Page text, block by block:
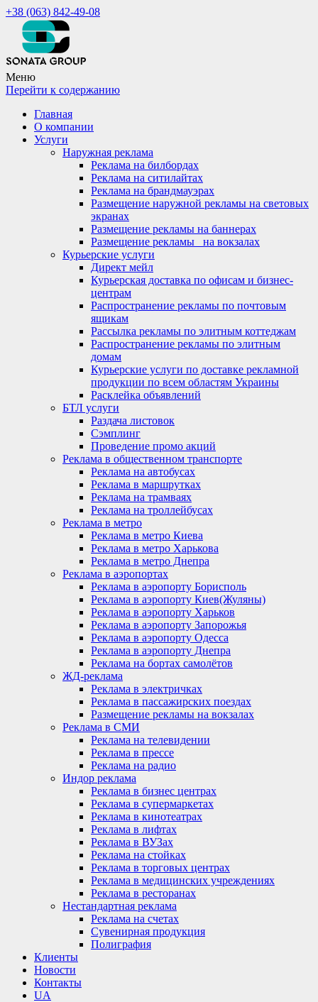
+38 (063) 842-49-08
Меню
Перейти к содержанию
Главная
О компании
Услуги
Наружная реклама
Реклама на билбордах
Реклама на ситилайтах
Реклама на брандмауэрах
Размещение наружной рекламы на световых
экранах
Размещение рекламы на баннерах
Размещение рекламы_ на вокзалах
Курьерские услуги
Директ мейл
Курьерская доставка по офисам и бизнес-
центрам
Распространение рекламы по почтовым
ящикам
Рассылка рекламы по элитным коттеджам
Распространение рекламы по элитным
домам
Курьерские услуги по доставке рекламной
продукции по всем областям Украины
Расклейка объявлений
БТЛ услуги
Раздача листовок
Сэмплинг
Проведение промо акций
Реклама в общественном транспорте
Реклама на автобусах
Реклама в маршрутках
Реклама на трамваях
Реклама на троллейбусах
Реклама в метро
Реклама в метро Киева
Реклама в метро Харькова
Реклама в метро Днепра
Реклама в аэропортах
Реклама в аэропорту Борисполь
Реклама в аэропорту Киев(Жуляны)
Реклама в аэропорту Харьков
Реклама в аэропорту Запорожья
Реклама в аэропорту Одесса
Реклама в аэропорту Днепра
Реклама на бортах самолётов
ЖД-реклама
Реклама в электричках
Реклама в пассажирских поездах
Размещение рекламы на вокзалах
Реклама в СМИ
Реклама на телевидении
Реклама в прессе
Реклама на радио
Индор реклама
Реклама в бизнес центрах
Реклама в супермаркетах
Реклама в кинотеатрах
Реклама в лифтах
Реклама в ВУЗах
Реклама на стойках
Реклама в торговых центрах
Реклама в медицинских учреждениях
Реклама в ресторанах
Нестандартная реклама
Реклама на счетах
Сувенирная продукция
Полиграфия
Клиенты
Новости
Контакты
UA